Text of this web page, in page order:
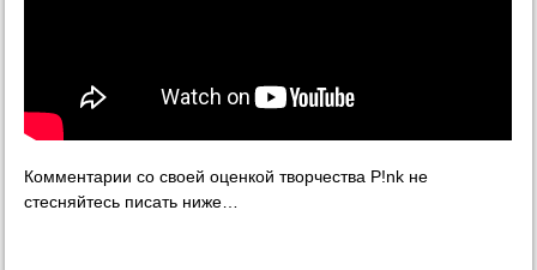
Комментарии со своей оценкой творчества P!nk не
стесняйтесь писать ниже…